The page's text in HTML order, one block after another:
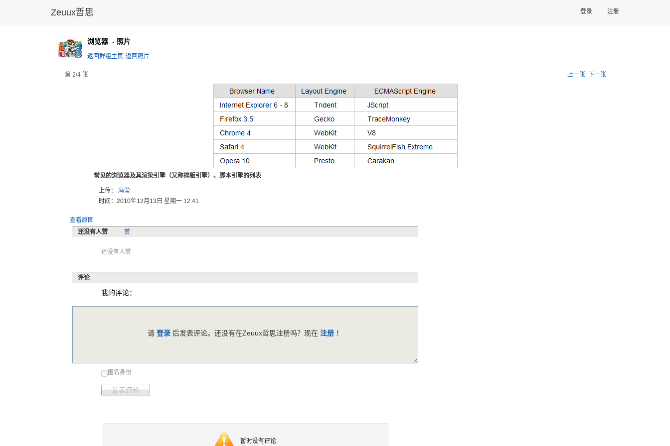
Zeuux哲思 登录 注册
浏览器- 照片
返回群组主页 返回照片
第 2/4 张 上一张 下一张
常见的浏览器及其渲染引擎（又称排版引擎）、脚本引擎的列表
上传： 冯莹
时间：2010年12月13日 星期一 12:41
查看原图
还没有人赞
赞
还没有人赞
评论
我的评论：
匿名身份
发表评论
请 登录 后发表评论。还没有在Zeuux哲思注册吗？现在 注册 ！
暂时没有评论